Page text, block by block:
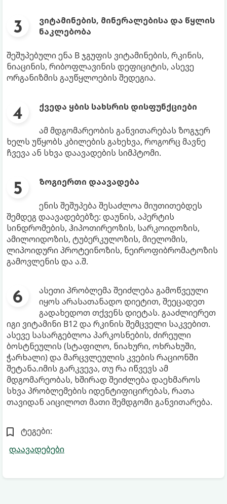
ვიტამინების, მინერალებისა და წყლის
ნაკლებობა
შეშუპებული ენა B ჯგუფის ვიტამინების, რკინის,
ნიაცინის, რიბოფლავინის დეფიციტის, ასევე
ორგანიზმის გაუწყლოების შედეგია.
ქვედა ყბის სახსრის დისფუნქციები
ამ მდგომარეობის განვითარებას ზოგჯერ
ხელს უწყობს კბილების გახეხვა, როგორც მავნე
ჩვევა ან სხვა დაავადების სიმპტომი.
ზოგიერთი დაავადება
ენის შეშუპება შესაძლოა მიუთითებდეს
შემდეგ დაავადებებზე: დაუნის, აპერტის
სინდრომების, ჰიპოთირეოზის, სარკოიდოზის,
ამილოიდოზის, ტუბერკულოზის, მიელომის,
ლიპოიდური პროტეინოზის, ნეიროფიბრომატოზის
გამოვლენის და ა.შ.
ასეთი პრობლემა შეიძლება გამოწვეული
იყოს არასათანადო დიეტით, შეეცადეთ
გადახედოთ თქვენს დიეტას. გააძლიერეთ
იგი ვიტამინი B12 და რკინის შემცველი საკვებით.
ასევე სასარგებლოა პარკოსნების, ძირეული
ბოსტნეულის (სტაფილო, ნიახური, ოხრახუში,
ჭარხალი) და მარცვლეულის კვების რაციონში
შეტანა.იმის გარკვევა, თუ რა იწვევს ამ
მდგომარეობას, ხშირად შეიძლება დაეხმაროს
სხვა პრობლემების იდენტიფიცირებას, რათა
თავიდან აიცილოთ მათი შემდგომი განვითარება.
ტეგები:
დაავადებები